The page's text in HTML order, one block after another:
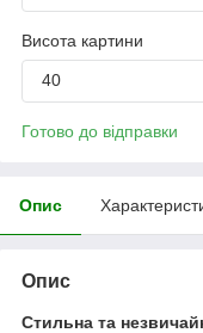
Висота картини
40
Готово до відправки
Опис
Опис
Стильна та